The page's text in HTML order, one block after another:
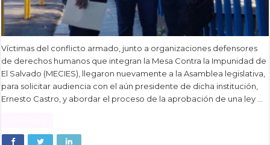
Víctimas del conflicto armado, junto a organizaciones defensores
de derechos humanos que integran la Mesa Contra la Impunidad de
El Salvado (MECIES), llegaron nuevamente a la Asamblea legislativa,
para solicitar audiencia con el aún presidente de dicha institución,
Ernesto Castro, y abordar el proceso de la aprobación de una ley …